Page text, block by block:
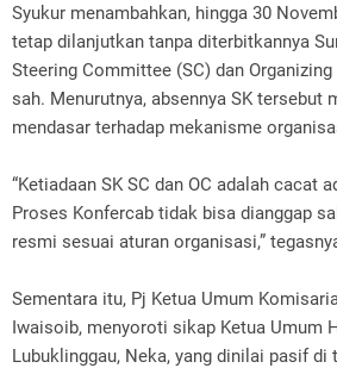
Syukur menambahkan, hingga 30
tetap dilanjutkan tanpa diterbitkannya
Steering Committee (SC) dan
sah. Menurutnya, absennya SK tersebut
mendasar terhadap mekanisme
“Ketiadaan SK SC dan OC adalah cacat
Proses Konfercab tidak bisa dianggap
resmi sesuai aturan organisasi,”
Sementara itu, Pj Ketua Umum
Iwaisoib, menyoroti sikap Ketua Umum
Lubuklinggau, Neka, yang dinilai pasif di